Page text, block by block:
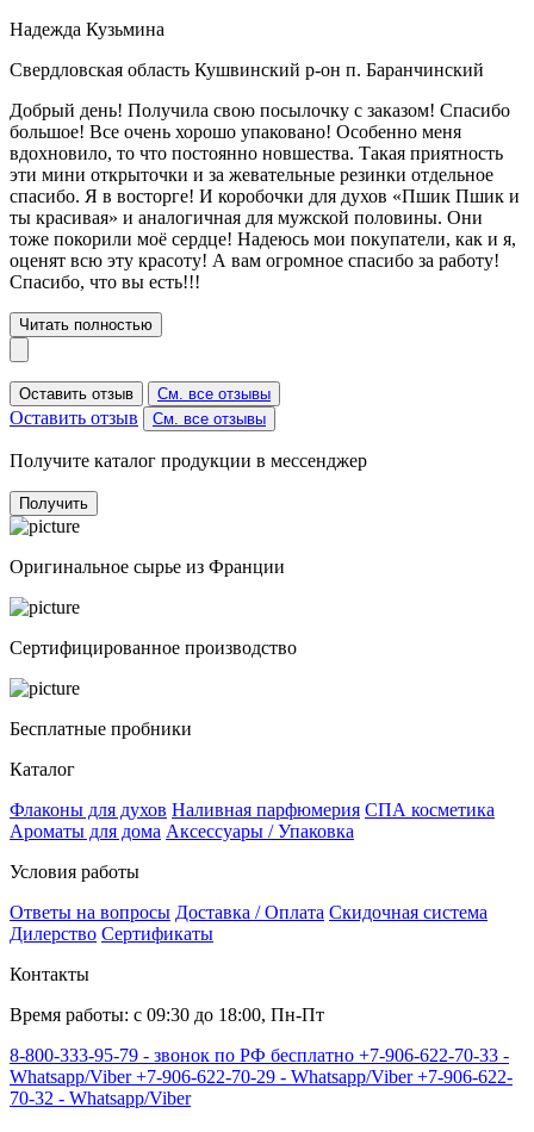
Надежда Кузьмина
Свердловская область Кушвинский р-он п. Баранчинский
Добрый день! Получила свою посылочку с заказом! Спасибо
большое! Все очень хорошо упаковано! Особенно меня
вдохновило, то что постоянно новшества. Такая приятность
эти мини открыточки и за жевательные резинки отдельное
спасибо. Я в восторге! И коробочки для духов «Пшик Пшик и
ты красивая» и аналогичная для мужской половины. Они
тоже покорили моё сердце! Надеюсь мои покупатели, как и я,
оценят всю эту красоту! А вам огромное спасибо за работу!
Спасибо, что вы есть!!!
Читать полностью
Оставить отзыв См. все отзывы
Оставить отзыв См. все отзывы
Получите каталог продукции в мессенджер
Получить
Оригинальное сырье из Франции
Сертифицированное производство
Бесплатные пробники
Каталог
Флаконы для духов Наливная парфюмерия СПА косметика
Ароматы для дома Аксессуары / Упаковка
Условия работы
Ответы на вопросы Доставка / Оплата Скидочная система
Дилерство Сертификаты
Контакты
Время работы: с 09:30 до 18:00, Пн-Пт
8-800-333-95-79 - звонок по РФ бесплатно +7-906-622-70-33 -
Whatsapp/Viber+7-906-622-70-29 - Whatsapp/Viber+7-906-622-
70-32 - Whatsapp/Viber